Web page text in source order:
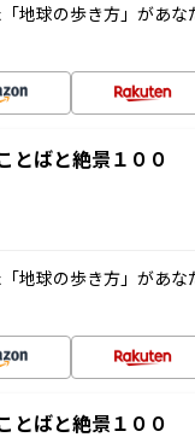
地球の歩き方」があ
とばと絶景１００
地球の歩き方」があ
とばと絶景１００